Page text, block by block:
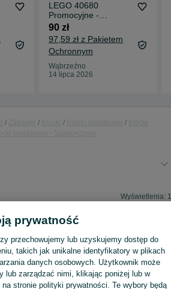
LEGO 40680
Promocyjne -
Kwiaciarnia
90 zł
97,59 zł z Pakietem
Ochronnym
Wąbrzeźno
14 lipca 2026
Wyświetlenia:
na OLX, aby skontaktować się z
prywatność
przechowujemy lub uzyskujemy dostęp do
takich jak unikalne identyfikatory w plikach
danych osobowych. Użytkownik może
lub zarządzać nimi, klikając poniżej lub w
stronie polityki prywatności. Te wybory będą